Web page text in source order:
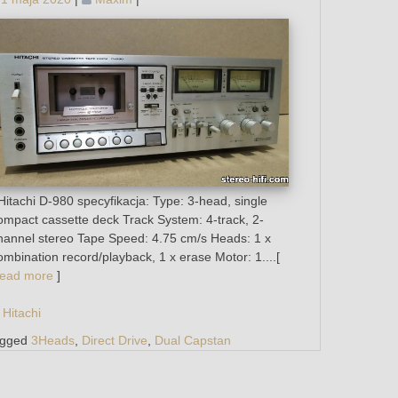
D-980 specyfikacja: Type: 3-head, single
cassette deck Track System: 4-track, 2-
stereo Tape Speed: 4.75 cm/s Heads: 1 x
record/playback, 1 x erase Motor: 1....[
more ]
Hitachi
3Heads, Direct Drive Dual Capstan